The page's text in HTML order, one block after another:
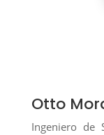
Otto
Ingeniero de